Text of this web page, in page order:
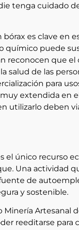
tenga cuidado
es clave en
químico puede
reconocen que
salud de las
para
extendida en
utilizarlo deben
el único recurso
Una actividad
de
y sostenible.
Artesanal
reeditarse